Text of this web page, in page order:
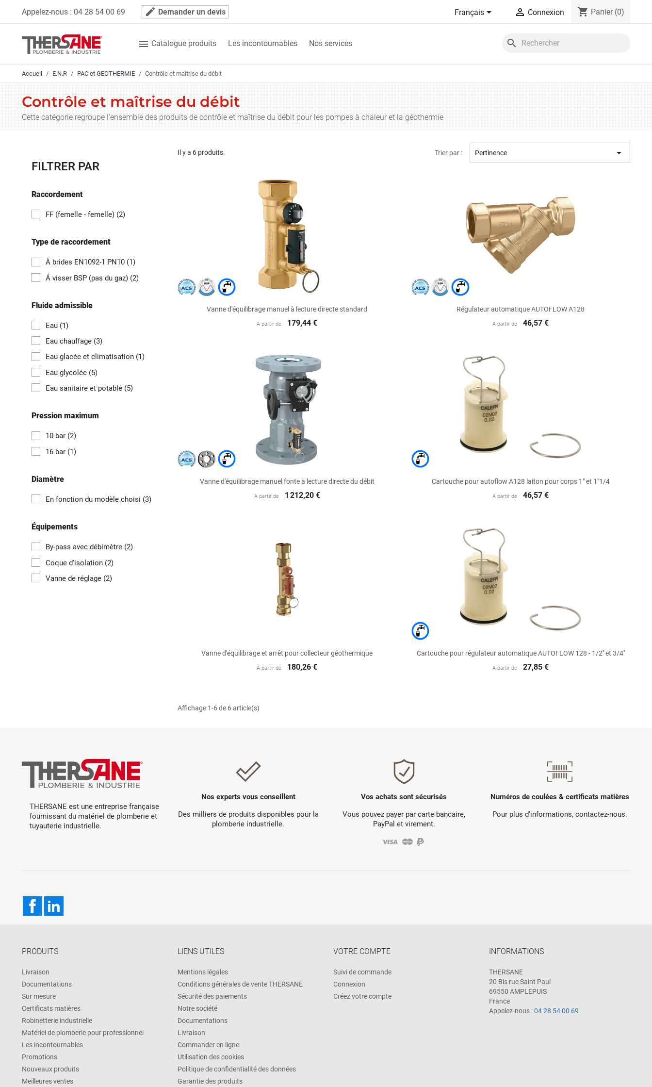
Appelez-nous : 04 28 54 00 69 mode_edit Demander un devis Français  Connexion shopping_cart Panier (0)
 Catalogue produits Les incontournables Nos services search
Accueil E.N.R PAC et GEOTHERMIE Contrôle et maîtrise du débit
Contrôle et maîtrise du débit
Cette catégorie regroupe l'ensemble des produits de contrôle et maîtrise du débit pour les pompes à chaleur et la géothermie
FILTRER PAR
Raccordement
FF (femelle - femelle) (2)
Type de raccordement
À brides EN1092-1 PN10 (1)
Á visser BSP (pas du gaz) (2)
Fluide admissible
Eau (1)
Eau chauffage (3)
Eau glacée et climatisation (1)
Eau glycolée (5)
Eau sanitaire et potable (5)
Pression maximum
10 bar (2)
16 bar (1)
Diamètre
En fonction du modèle choisi (3)
Équipements
By-pass avec débimètre (2)
Coque d'isolation (2)
Vanne de réglage (2)
Il y a 6 produits. Trier par : Pertinence 
Aperçu rapide
Vanne d'équilibrage manuel à lecture directe standard
A partir de 179,44 €
Aperçu rapide
Régulateur automatique AUTOFLOW A128
A partir de 46,57 €
Aperçu rapide
Vanne d'équilibrage manuel fonte à lecture directe du débit
A partir de 1 212,20 €
Aperçu rapide
Cartouche pour autoflow A128 laiton pour corps 1" et 1"1/4
A partir de 46,57 €
 Aperçu rapide
Vanne d'équilibrage et arrêt pour collecteur géothermique
A partir de 180,26 €
Aperçu rapide
Cartouche pour régulateur automatique AUTOFLOW 128 - 1/2'' et 3/4''
A partir de 27,85 €
Affichage 1-6 de 6 article(s)
THERSANE est une entreprise française
fournissant du matériel de plomberie et
tuyauterie industrielle.
Nos experts vous conseillent
Des milliers de produits disponibles pour la
plomberie industrielle.
Vos achats sont sécurisés
Vous pouvez payer par carte bancaire,
PayPal et virement.
Numéros de coulées & certificats matières
Pour plus d'informations, contactez-nous.
Facebook
PRODUITS
Livraison
Documentations
Sur mesure
Certificats matières
Robinetterie industrielle
Matériel de plomberie pour professionnel
Les incontournables
Promotions
Nouveaux produits
Meilleures ventes
LIENS UTILES
Mentions légales
Conditions générales de vente THERSANE
Sécurité des paiements
Notre société
Documentations
Livraison
Commander en ligne
Utilisation des cookies
Politique de confidentialité des données
Garantie des produits
VOTRE COMPTE
Suivi de commande
Connexion
Créez votre compte
INFORMATIONS
THERSANE
20 Bis rue Saint Paul
69550 AMPLEPUIS
France
Appelez-nous :04 28 54 00 69